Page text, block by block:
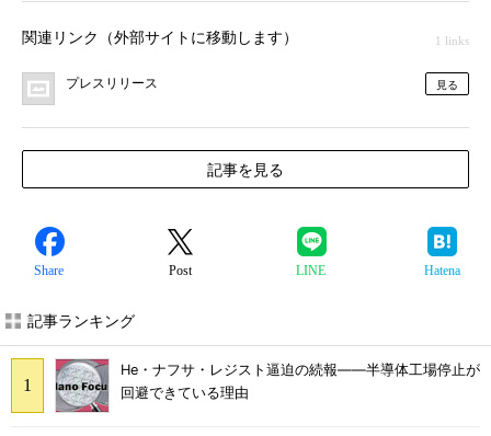
関連リンク（外部サイトに移動します） 1 links
プレスリリース 見る
記事を見る
Share Post LINE Hatena
記事ランキング
He・ナフサ・レジスト逼迫の続報――半導体工場停止が
回避できている理由